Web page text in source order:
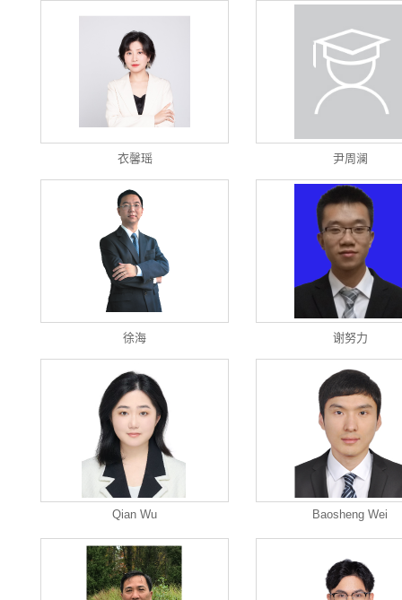
衣馨瑶 尹周澜
徐海 谢努力
Qian Wu Baosheng Wei